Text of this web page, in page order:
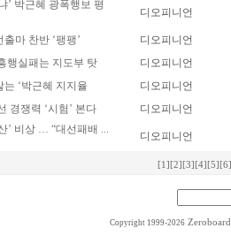
’ 박근혜 광폭행보 평
디오피니언
마 찬반 ‘팽팽’ 디오피니언
행실패는 지도부 탓 디오피니언
‘박근혜 지지율 디오피니언
경쟁력 ‘시험’ 본다 디오피니언
’ 비상 … “대선패배 ...
디오피니언
[1] [2] [3] [4] [5] [6]
Copyright 1999-2026 Zeroboard